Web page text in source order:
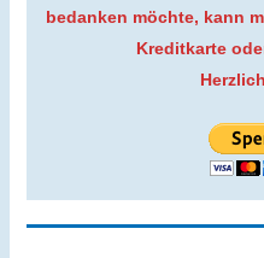
bedanken möchte, kann
Kreditkarte